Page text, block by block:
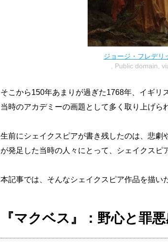
ジョージ・フレデリ
, Public domain,
そこから150年あまりが過ぎた1768年、イギリ
当時のアカデミーの画題として多く取り上げら
生前にシェイクスピアが書き残したのは、悲
が発足した当時の人々にとって、シェイクスピ
本記事では、そんなシェイクスピア作品を描い
『マクベス』：野心と罪